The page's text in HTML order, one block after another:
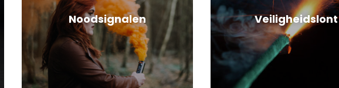
Noodsignalen Veiligheidslont